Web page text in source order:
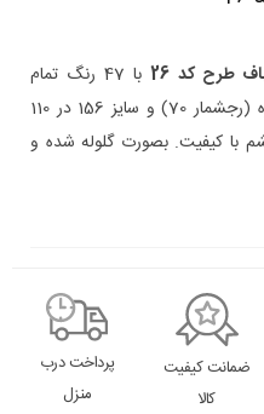
طرح کد 26
با 47 رنگ تمام
ابریشم به ابعاد 1559 رج در 1100 گره (رجشمار 70) و سایز 156 در 110
با کیفیت. بصورت گلوله شده و
ضمانت کیفیت
کالا
پرداخت درب
منزل